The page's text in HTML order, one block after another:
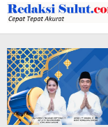
Lewati
ke
konten